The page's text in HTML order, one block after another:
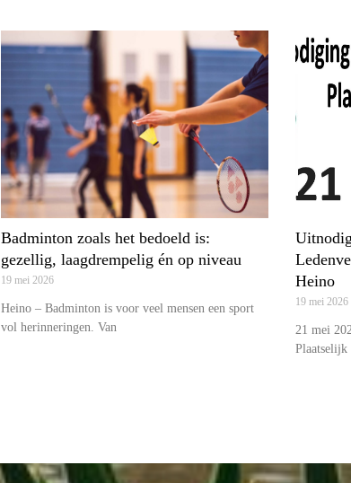
Badminton zoals het bedoeld is:
gezellig, laagdrempelig én op niveau
19 mei 2026
Heino – Badminton is voor veel mensen een sport
vol herinneringen. Van
Heino
19 mei 2026
21 mei
Plaatselijk